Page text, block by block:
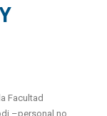
Facultad
–personal no